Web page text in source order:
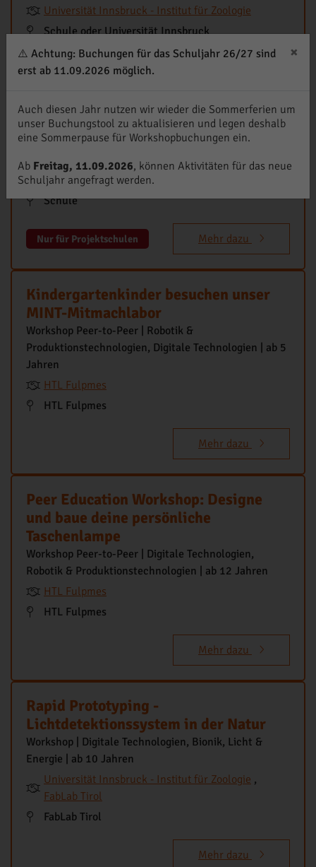
⚠️ Achtung: Buchungen für das Schuljahr 26/27 sind
erst ab 11.09.2026 möglich.
×
Auch diesen Jahr nutzen wir wieder die Sommerferien um
unser Buchungstool zu aktualisieren und legen deshalb
eine Sommerpause für Workshopbuchungen ein.
Ab Freitag, 11.09.2026, können Aktivitäten für das neue
Schuljahr angefragt werden.
Universität Innsbruck - Institut für Zoologie
Schule oder Universität Innsbruck
Nur für Projektschulen
KI-Detektive: Wer baut grün?
Workshop | Bauen & Wohnen, Digitale Technologien,
Klimaschutz & Nachhaltigkeit | ab 8 Jahren
FH Kufstein Tirol
Schule
Nur für Projektschulen Mehr dazu
Kindergartenkinder besuchen unser
MINT-Mitmachlabor
Workshop Peer-to-Peer | Robotik &
Produktionstechnologien, Digitale Technologien | ab 5
Jahren
HTL Fulpmes
HTL Fulpmes
Mehr dazu
Peer Education Workshop: Designe
und baue deine persönliche
Taschenlampe
Workshop Peer-to-Peer | Digitale Technologien,
Robotik & Produktionstechnologien | ab 12 Jahren
HTL Fulpmes
HTL Fulpmes
Mehr dazu
Rapid Prototyping -
Lichtdetektionssystem in der Natur
Workshop | Digitale Technologien, Bionik, Licht &
Energie | ab 10 Jahren
Universität Innsbruck - Institut für Zoologie ,
FabLab Tirol
FabLab Tirol
Mehr dazu